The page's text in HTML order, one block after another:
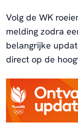
Volg de WK
melding zodra
belangrijke
direct op de